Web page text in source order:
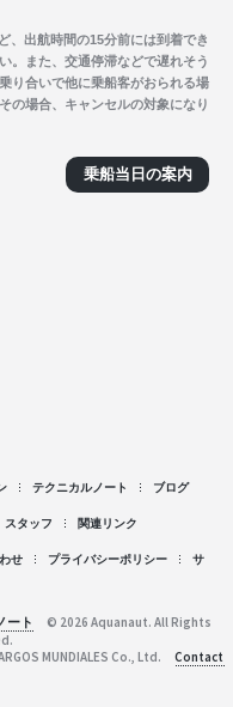
、出航時間の15分前には到着でき
。また、交通停滞などで遅れそう
り合いで他に乗船客がおられる場
の場合、キャンセルの対象になり
乗船当日の案内
テクニカルノート ブログ
スタッフ 関連リンク
せ プライバシーポリシー サ
ート
© 2026 Aquanaut. All Rights
MUNDIALES Co., Ltd.Contact